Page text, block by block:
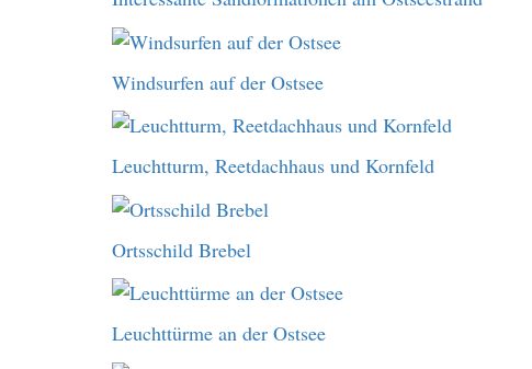
Windsurfen auf der Ostsee
Leuchtturm, Reetdachhaus und Kornfeld
Ortsschild Brebel
Leuchttürme an der Ostsee